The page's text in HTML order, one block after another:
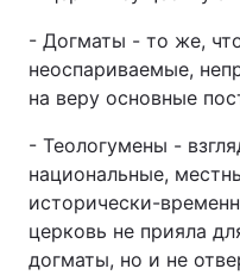
- Догматы - то же,
неоспариваемые,
на веру основные
- Теологумены -
национальные,
исторически-
церковь не прияла
догматы, но и не